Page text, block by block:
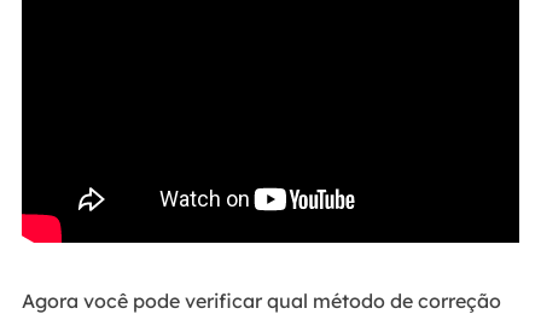
Agora você pode verificar qual método de correção